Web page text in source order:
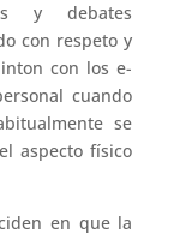
y debates
con respeto y
con los e-
cuando
se
aspecto físico
en que la